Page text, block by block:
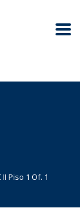
Piso 1 Of. 1